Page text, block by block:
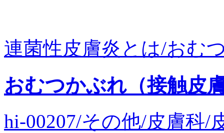
連菌性皮膚炎とは/おむ
おむつかぶれ（接触皮
hi-00207/その他/皮膚科/